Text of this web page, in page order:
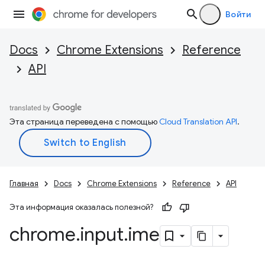
Войти
Docs Chrome Extensions
Reference
API
Эта страница переведена с помощьюCloud Translation API.
Главная Docs Chrome Extensions Reference API
Эта информация оказалась полезной?
chrome.input.ime